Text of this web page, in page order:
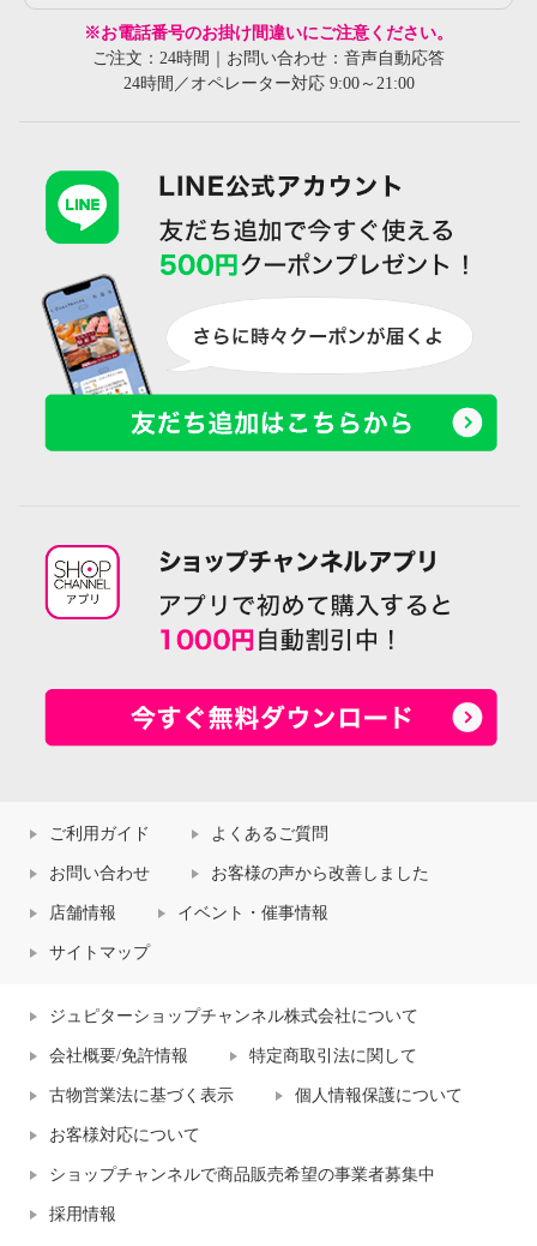
※お電話番号のお掛け間違いにご注意ください。
ご注文：24時間｜お問い合わせ：音声自動応答
24時間／オペレーター対応 9:00～21:00
ご利用ガイド よくあるご質問
お問い合わせ お客様の声から改善しました
店舗情報 イベント・催事情報
サイトマップ
ジュピターショップチャンネル株式会社について
会社概要/免許情報 特定商取引法に関して
古物営業法に基づく表示 個人情報保護について
お客様対応について
ショップチャンネルで商品販売希望の事業者募集中
採用情報